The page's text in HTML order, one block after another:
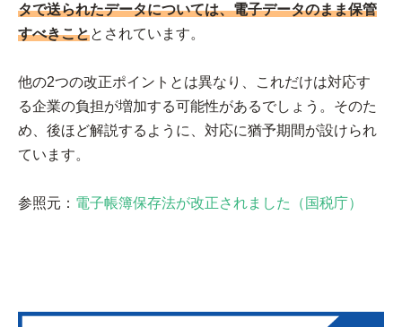
タで送られたデータについては、電子データのまま保管
すべきこととされています。
他の2つの改正ポイントとは異なり、これだけは対応す
る企業の負担が増加する可能性があるでしょう。そのた
め、後ほど解説するように、対応に猶予期間が設けられ
ています。
参照元： 電子帳簿保存法が改正されました（国税庁）